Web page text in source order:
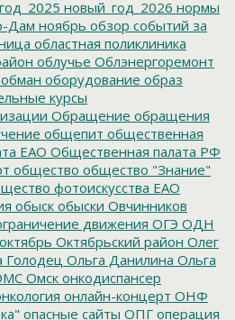
новый_год_2026 нормы
Дам ноябрь обзор событий за
областная поликлиника
облучье Облэнергоремонт
обман оборудование образ
курсы
Обращение обращения
общепит общественная
ЕАО Общественная палата РФ
общество общество "Знание"
фотоискусства ЕАО
обыск обыски Овчинников
движения ОГЭ ОДН
октябрь Октябрьский район Олег
Голодец Ольга Данилина Ольга
Омск онкодиспансер
онлайн-концерт ОНФ
опасные сайты ОПГ операция